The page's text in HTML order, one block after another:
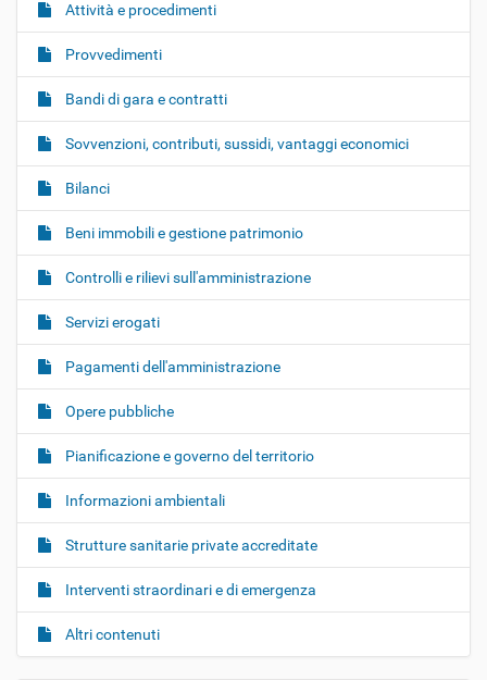
Attività e procedimenti
Provvedimenti
Bandi di gara e contratti
Sovvenzioni, contributi, sussidi, vantaggi economici
Bilanci
Beni immobili e gestione patrimonio
Controlli e rilievi sull'amministrazione
Servizi erogati
Pagamenti dell'amministrazione
Opere pubbliche
Pianificazione e governo del territorio
Informazioni ambientali
Strutture sanitarie private accreditate
Interventi straordinari e di emergenza
Altri contenuti